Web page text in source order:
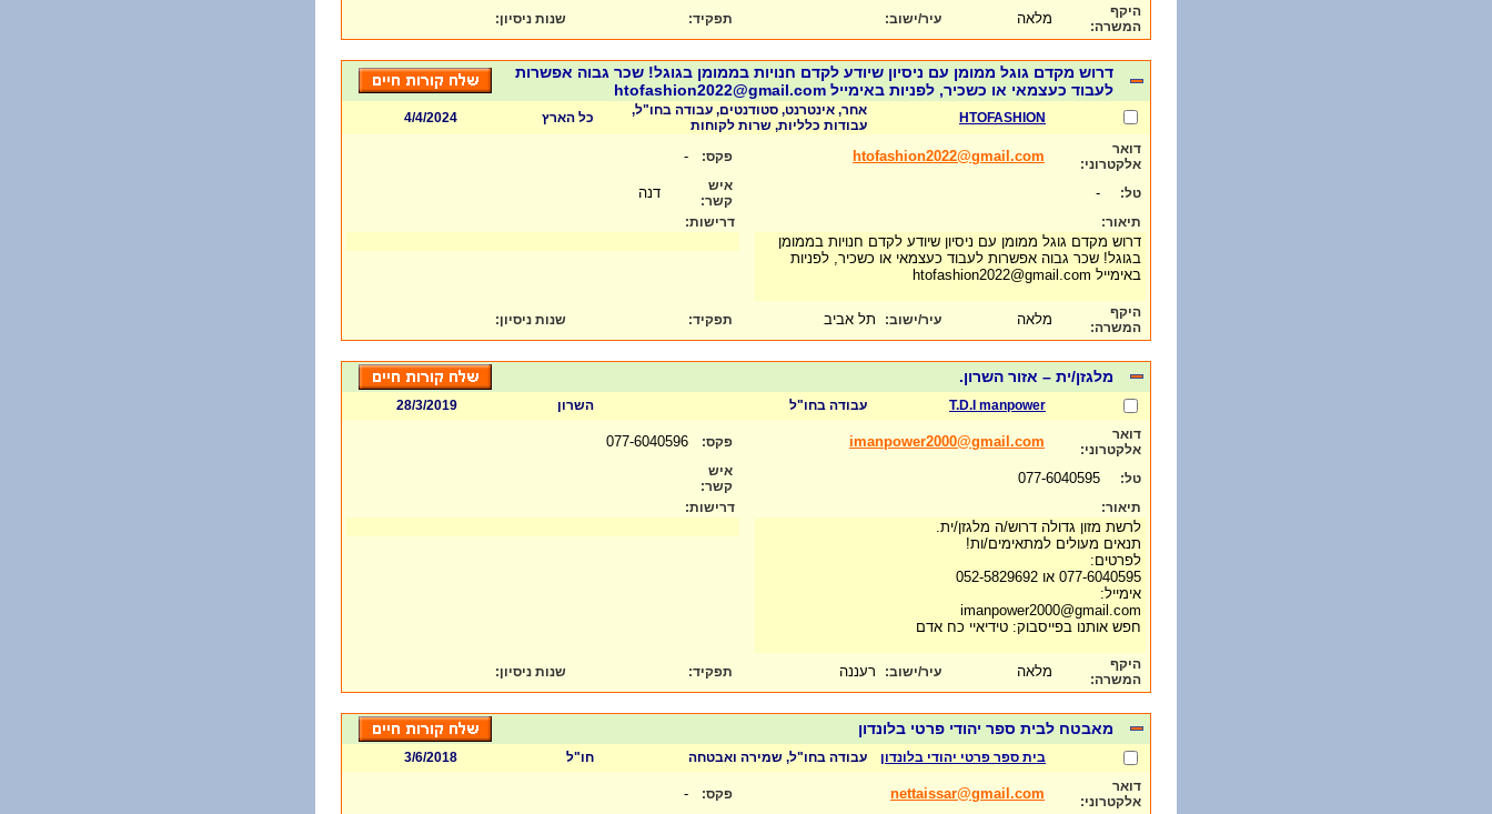
היקף
המשרה:
מלאה עיר/ישוב: תפקיד: שנות ניסיון:
דרוש מקדם גוגל ממומן עם ניסיון שיודע לקדם חנויות בממומן בגוגל! שכר גבוה אפשרות
לעבוד כעצמאי או כשכיר, לפניות באימייל htofashion2022@gmail.com
HTOFASHION
אחר, אינטרנט, סטודנטים, עבודה בחו"ל,
עבודות כלליות, שרות לקוחות
כל הארץ
4/4/2024
דואר
אלקטרוני:
htofashion2022@gmail.com פקס: -
טל: -
איש
קשר:
דנה
תיאור:
דרוש מקדם גוגל ממומן עם ניסיון שיודע לקדם חנויות בממומן
בגוגל! שכר גבוה אפשרות לעבוד כעצמאי או כשכיר, לפניות
באימייל htofashion2022@gmail.com
דרישות:
היקף
המשרה:
מלאה עיר/ישוב: תל אביב תפקיד: שנות ניסיון:
מלגזן/ית – אזור השרון.
T.D.I manpower עבודה בחו"ל השרון
28/3/2019
דואר
אלקטרוני:
imanpower2000@gmail.com פקס:
טל:
איש
קשר:
תיאור:
לרשת מזון גדולה דרוש/ה מלגזן/ית.
תנאים מעולים למתאימים/ות!
לפרטים:
077-6040595 או 052-5829692
אימייל:
imanpower2000@gmail.com
חפש אותנו בפייסבוק: טידיאיי כח אדם
דרישות:
היקף
המשרה:
מלאה עיר/ישוב: רעננה תפקיד: שנות ניסיון:
מאבטח לבית ספר יהודי פרטי בלונדון
בית ספר פרטי יהודי בלונדון עבודה בחו"ל, שמירה ואבטחה חו"ל
3/6/2018
דואר
אלקטרוני:
nettaissar@gmail.com פקס: -